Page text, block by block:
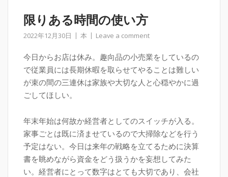
限りある時間の使い方
2022年12月30日 本 Leave a comment
今日からお店は休み。趣向品の小売業をしているの
で従業員には長期休暇を取らせてやることは難しい
が束の間の三連休は家族や大切な人と心穏やかに過
ごしてほしい。
年末年始は何故か経営者としてのスイッチが入る。
家事ごとは既に済ませているので大掃除などを行う
予定はない。今日は来年の戦略を立てるために決算
書を眺めながら資金をどう扱うかを妄想してみた
い。経営者にとって数字はとても大切であり、会社